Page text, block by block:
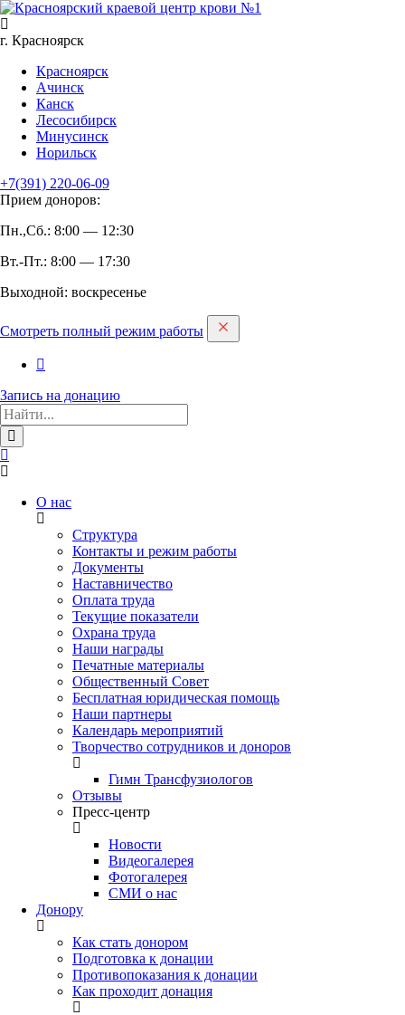
г. Красноярск
Красноярск
Ачинск
Канск
Лесосибирск
Минусинск
Норильск
+7(391) 220-06-09
Прием доноров:
Пн.,Сб.: 8:00 — 12:30
Вт.-Пт.: 8:00 — 17:30
Выходной: воскресенье
Смотреть полный режим работы
Запись на дoнацию
О нас
Структура
Контакты и режим работы
Документы
Наставничество
Оплата труда
Текущие показатели
Охрана труда
Наши награды
Печатные материалы
Общественный Совет
Бесплатная юридическая помощь
Наши партнеры
Календарь мероприятий
Творчество сотрудников и доноров
Гимн Трансфузиологов
Отзывы
Пресс-центр
Новости
Видеогалерея
Фотогалерея
СМИ о нас
Донору
Как стать донором
Подготовка к донации
Противопоказания к донации
Как проходит донация